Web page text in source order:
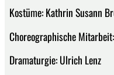
Kostüme: Kathrin Susann
Choreographische
Dramaturgie: Ulrich Lenz